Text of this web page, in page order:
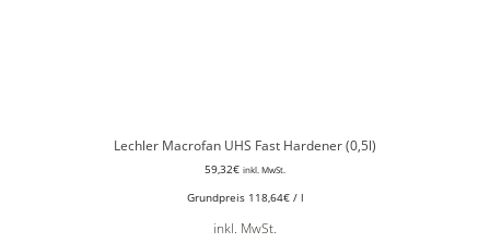
Lechler Macrofan UHS Fast Hardener (0,5l)
59,32€ inkl. MwSt.
Grundpreis 118,64€/ l
inkl. MwSt.